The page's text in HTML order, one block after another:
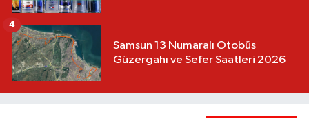
Samsun 13 Numaralı Otobüs
Güzergahı ve Sefer Saatleri 2026
4